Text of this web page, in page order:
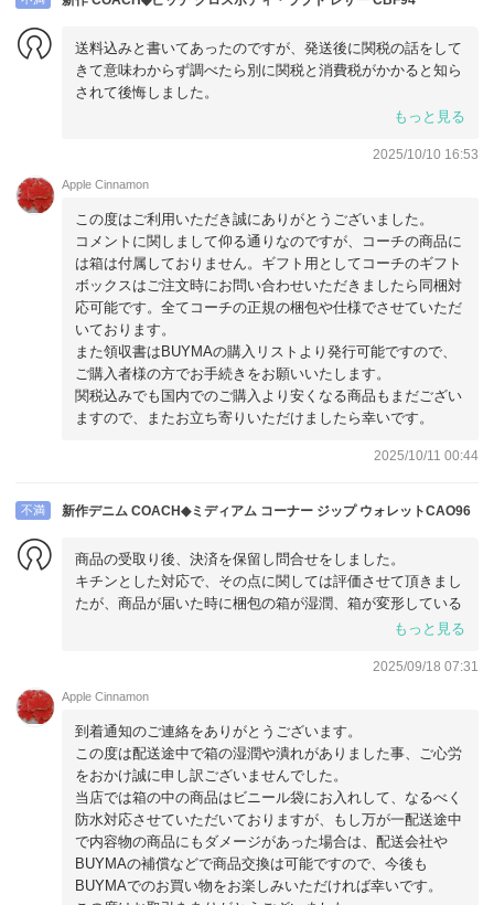
送料込みと書いてあったのですが、発送後に関税の話をして
きて意味わからず調べたら別に関税と消費税がかかると知ら
されて後悔しました。
結局日本で買えば同じ値段やし箱も領収書もあったのですが
箱が付いていなかったのは残念でした。領収書も入ってなく
て袋が1枚だけ付いていましたが紙に包んでいただけなのは
が残念。
日本で買った方がよかった。
もっと見る
2025/10/10 16:53
Apple Cinnamon
この度はご利用いただき誠にありがとうございました。
コメントに関しまして仰る通りなのですが、コーチの商品に
は箱は付属しておりません。ギフト用としてコーチのギフト
ボックスはご注文時にお問い合わせいただきましたら同梱対
応可能です。全てコーチの正規の梱包や仕様でさせていただ
いております。
また領収書はBUYMAの購入リストより発行可能ですので、
ご購入者様の方でお手続きをお願いいたします。
関税込みでも国内でのご購入より安くなる商品もまだござい
ますので、またお立ち寄りいただけましたら幸いです。
2025/10/11 00:44
不満 新作デニム COACH◆ミディアム コーナー ジップ ウォレットCAO96
商品の受取り後、決済を保留し問合せをしました。
キチンとした対応で、その点に関しては評価させて頂きまし
たが、商品が届いた時に梱包の箱が湿潤、箱が変形している
もっと見る
2025/09/18 07:31
Apple Cinnamon
到着通知のご連絡をありがとうございます。
この度は配送途中で箱の湿潤や潰れがありました事、ご心労
をおかけ誠に申し訳ございませんでした。
当店では箱の中の商品はビニール袋にお入れして、なるべく
防水対応させていただいておりますが、もし万が一配送途中
で内容物の商品にもダメージがあった場合は、配送会社や
BUYMAの補償などで商品交換は可能ですので、今後も
BUYMAでのお買い物をお楽しみいただければ幸いです。